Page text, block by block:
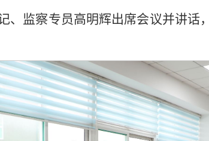
、监察专员高明辉出席会议并讲话